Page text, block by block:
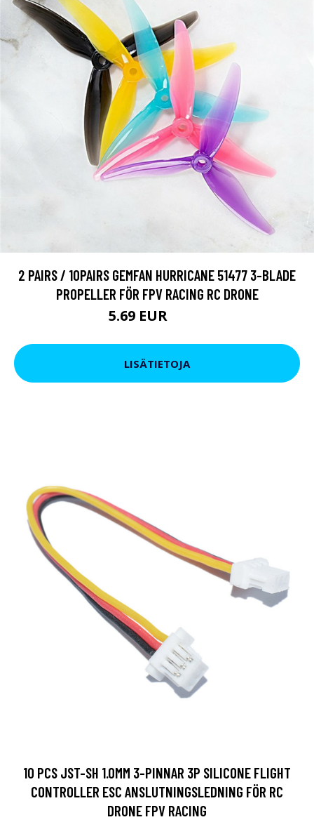
2 PAIRS / 10PAIRS GEMFAN HURRICANE 51477 3-BLADE
PROPELLER FÖR FPV RACING RC DRONE
5.69 EUR
LISÄTIETOJA
10 PCS JST-SH 1.0MM 3-PINNAR 3P SILICONE FLIGHT
CONTROLLER ESC ANSLUTNINGSLEDNING FÖR RC
DRONE FPV RACING